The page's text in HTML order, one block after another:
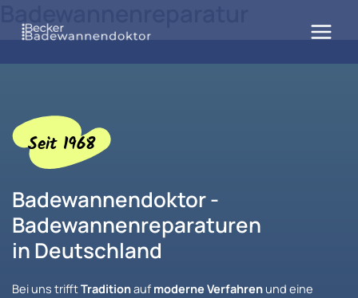
Inhalt
Seit 1968
Badewannendoktor -
Badewannenreparaturen
in Deutschland
Bei uns trifftTraditionauf moderne Verfahrenund eine